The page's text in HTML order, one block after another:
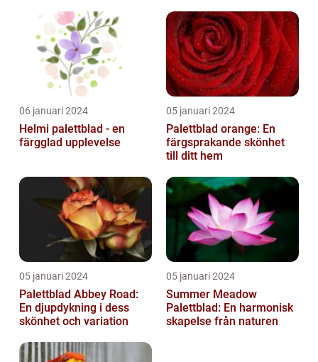
06 januari 2024
Helmi palettblad - en
färgglad upplevelse
05 januari 2024
Palettblad orange: En
färgsprakande skönhet
till ditt hem
05 januari 2024
Palettblad Abbey Road:
En djupdykning i dess
skönhet och variation
05 januari 2024
Summer Meadow
Palettblad: En harmonisk
skapelse från naturen